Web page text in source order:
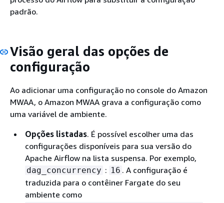
padrão.
Visão geral das opções de
configuração
Ao adicionar uma configuração no console do Amazon
MWAA, o Amazon MWAA grava a configuração como
uma variável de ambiente.
Opções listadas. É possível escolher uma das
configurações disponíveis para sua versão do
Apache Airflow na lista suspensa. Por exemplo,
dag_concurrency : 16 . A configuração é
traduzida para o contêiner Fargate do seu
ambiente como